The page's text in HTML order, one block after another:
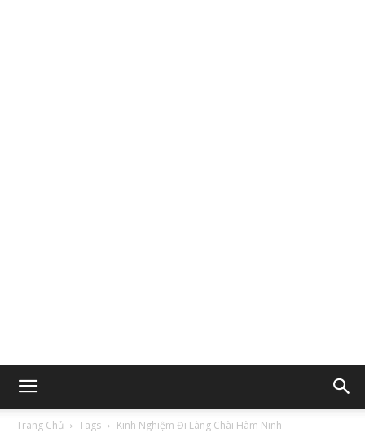
Trang Chủ Tags Kinh Nghiệm Đi Làng Chài Hàm Ninh